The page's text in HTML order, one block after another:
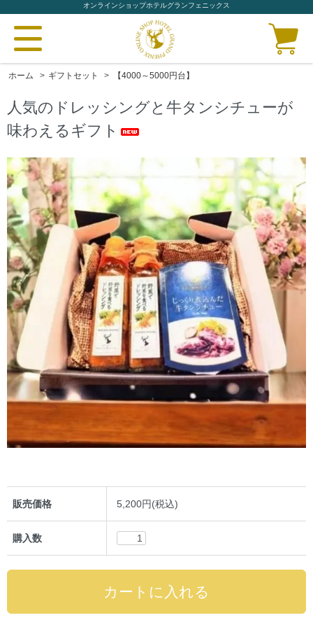
オンラインショップホテルグランフェニックス
ホーム > ギフトセット > 【4000～5000円台】
人気のドレッシングと牛タンシチューが
味わえるギフト
販売価格 5,200円(税込)
購入数